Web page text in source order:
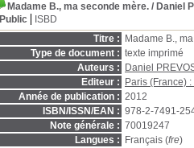
Madame B., ma seconde mère. / Daniel
Public
ISBD
Titre :
Madame B.,
Type de document : texte imprimé
Auteurs :
Daniel
Editeur :
Paris (France)
Année de publication : 2012
ISBN/ISSN/EAN : 978-2-7491-
Note générale : 70019247
Langues :
Français (fre)